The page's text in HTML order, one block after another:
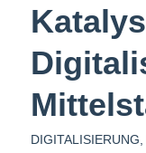
DIGITALISIERUNG